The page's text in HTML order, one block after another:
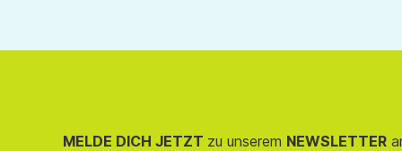
MELDE DICH JETZT zu unserem NEWSLETTER